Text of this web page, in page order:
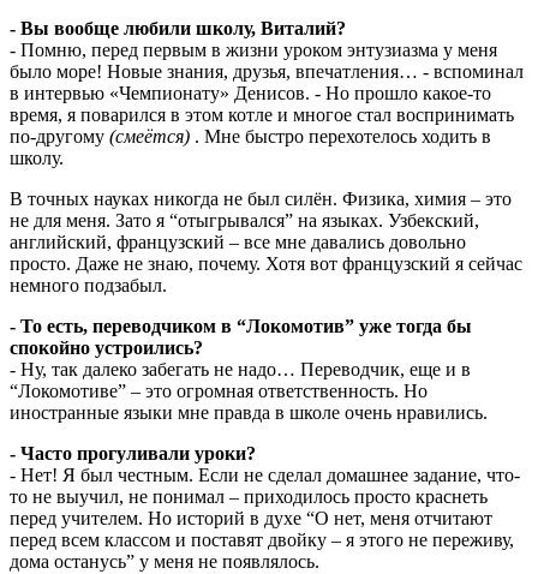
- Вы вообще любили школу, Виталий?
- Помню, перед первым в жизни уроком энтузиазма у меня
было море! Новые знания, друзья, впечатления… - вспоминал
в интервью «Чемпионату» Денисов. - Но прошло какое-то
время, я поварился в этом котле и многое стал воспринимать
по-другому (смеётся) . Мне быстро перехотелось ходить в
школу.
В точных науках никогда не был силён. Физика, химия – это
не для меня. Зато я “отыгрывался” на языках. Узбекский,
английский, французский – все мне давались довольно
просто. Даже не знаю, почему. Хотя вот французский я сейчас
немного подзабыл.
- То есть, переводчиком в “Локомотив” уже тогда бы
спокойно устроились?
- Ну, так далеко забегать не надо… Переводчик, еще и в
“Локомотиве” – это огромная ответственность. Но
иностранные языки мне правда в школе очень нравились.
- Часто прогуливали уроки?
- Нет! Я был честным. Если не сделал домашнее задание, что-
то не выучил, не понимал – приходилось просто краснеть
перед учителем. Но историй в духе “О нет, меня отчитают
перед всем классом и поставят двойку – я этого не переживу,
дома останусь” у меня не появлялось.